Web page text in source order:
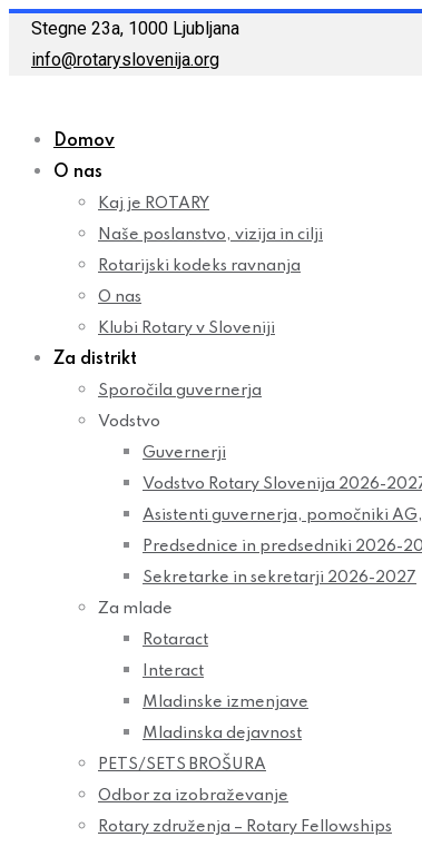
SkipStegne 23a, 1000 Ljubljana
info@rotaryslovenija.org
Domov
O nas
Kaj je ROTARY
Naše poslanstvo, vizija in cilji
Rotarijski kodeks ravnanja
O nas
Klubi Rotary v Sloveniji
Za distrikt
Sporočila guvernerja
Vodstvo
Guvernerji
Vodstvo Rotary Slovenija 2026-
Asistenti guvernerja, pomočniki
Predsednice in predsedniki 2026-
Sekretarke in sekretarji 2026-2027
Za mlade
Rotaract
Interact
Mladinske izmenjave
Mladinska dejavnost
PETS/SETS BROŠURA
Odbor za izobraževanje
Rotary združenja – Rotary Fellowships